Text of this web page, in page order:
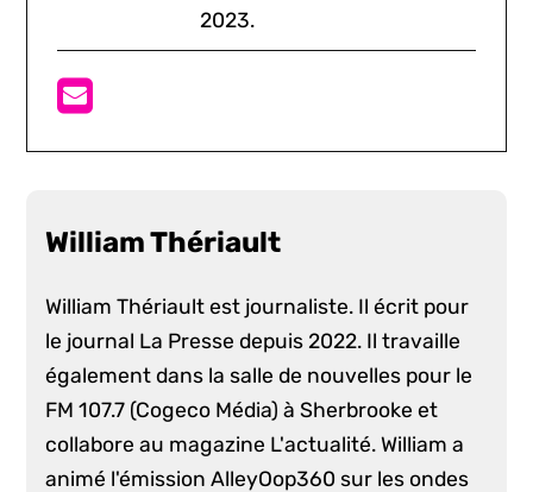
2023.
William Thériault
William Thériault est journaliste. Il écrit pour
le journal La Presse depuis 2022. Il travaille
également dans la salle de nouvelles pour le
FM 107.7 (Cogeco Média) à Sherbrooke et
collabore au magazine L'actualité. William a
animé l'émission AlleyOop360 sur les ondes